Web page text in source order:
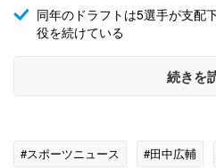
同年のドラフトは5選手が支配
役を続けている
続きを
#スポーツニュース #田中広輔